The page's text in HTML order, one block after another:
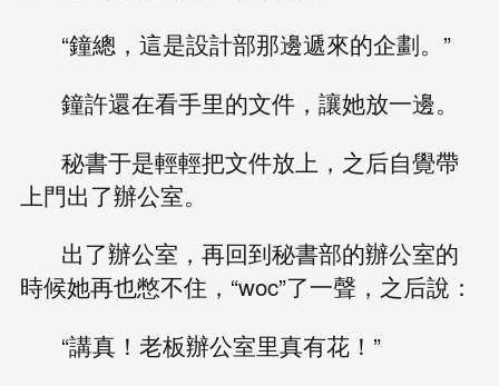
“鐘總，這是設計部那邊遞來的企劃。”
鐘許還在看手里的文件，讓她放一邊。
秘書于是輕輕把文件放上，之后自覺帶
上門出了辦公室。
出了辦公室，再回到秘書部的辦公室的
時候她再也憋不住，“woc”了一聲，之后說：
“講真！老板辦公室里真有花！”